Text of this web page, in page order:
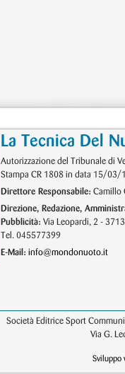
La Tecnica Del
Autorizzazione del Tribunale di
Stampa CR 1808 in data 15/03/
Direttore Responsabile: Camillo
Direzione, Redazione,
Pubblicità: Via Leopardi, 2 -
Tel. 045577399
E-Mail: info@mondonuoto.it
Società Editrice Sport
Via G.
Sviluppo